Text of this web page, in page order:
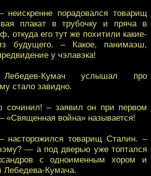
порадовался товарищ
плакат в трубочку и пряча в
откуда его тут же похитили какие-
будущего. – Какое, панимаэш,
у чэлавэка!
Лебедев-Кумач услышал про
стало завидно.
– заявил он при первом
«Священная война» называется!
насторожился товарищ Сталин. –
— а под дверью уже топтался
с одноименным хором и
Лебедева-Кумача.